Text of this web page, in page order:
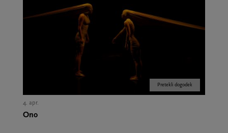
Pretekli dogodek
4. apr.
Ono